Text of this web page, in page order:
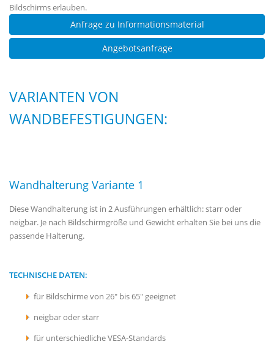
Bildschirms erlauben.
Anfrage zu Informationsmaterial
Angebotsanfrage
VARIANTEN VON
WANDBEFESTIGUNGEN:
Wandhalterung Variante 1
Diese Wandhalterung ist in 2 Ausführungen erhältlich: starr oder
neigbar. Je nach Bildschirmgröße und Gewicht erhalten Sie bei uns die
passende Halterung.
TECHNISCHE DATEN:
für Bildschirme von 26" bis 65" geeignet
neigbar oder starr
für unterschiedliche VESA-Standards